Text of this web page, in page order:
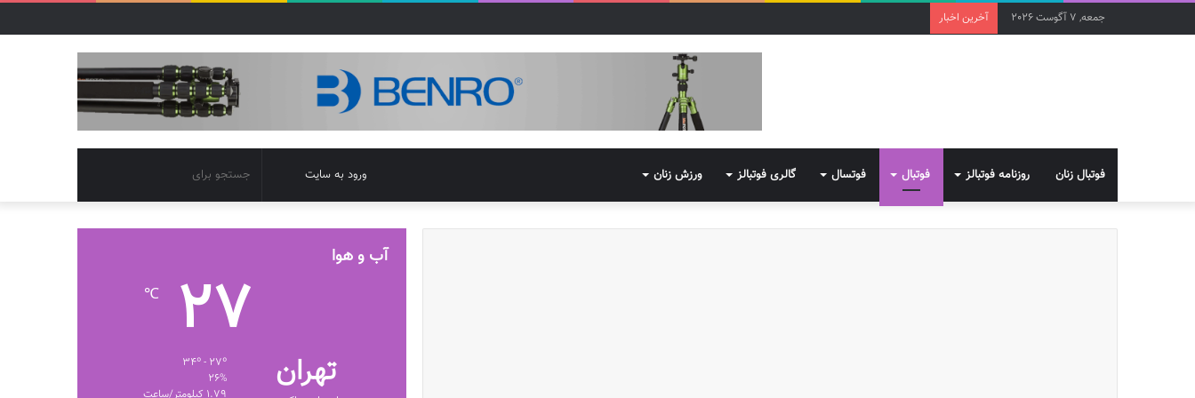
جمعه, 7 آگوست 2026 آخرین اخبار
فوتبال زنان روزنامه فوتبالز فوتبال فوتسال گالری فوتبالز ورزش زنان
برای
تغییر
پوسته
ورود به سایت
آب و هوا
تهران
27
℃
26%
1.79 کیلومتر/ساعت